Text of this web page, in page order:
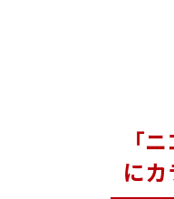
「
にカ